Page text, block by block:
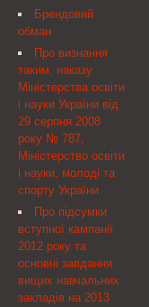
сотрудничеству с
добропорядочными
гражданами в 2013 году
полиции удалось
арестовать ...
привлечение
заимствований под
ГП «Финансирование
инфраструктурных
проектов» 6 июля
заключило соглашение с
ЮФ «Ильяшев и
Партнеры» на услуги по
юридическому
сопровождению
организации и
привлечения
заимствований под
государственные ...
Брендовий
обман
Про визнання
таким, наказу
Міністерства освіти
і науки України від
29 серпня 2008
року № 787,
Міністерство освіти
і науки, молоді та
спорту України
Про підсумки
вступної кампанії
2012 року та
основні завдання
вищих навчальних
закладів на 2013